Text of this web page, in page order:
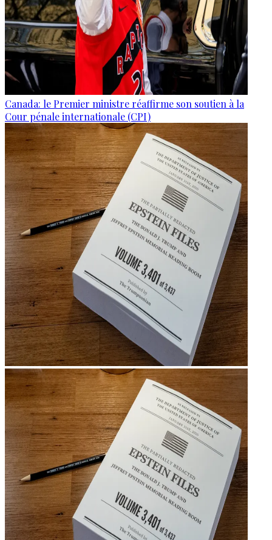
Canada: le Premier ministre réaffirme son soutien à la
Cour pénale internationale (CPI)